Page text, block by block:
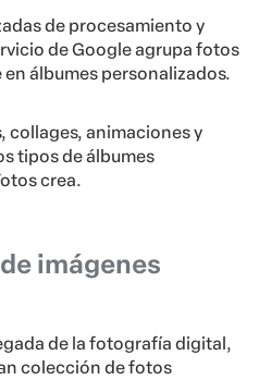
de procesamiento y
de Google agrupa fotos
álbumes personalizados.
collages, animaciones y
tipos de álbumes
crea.
imágenes
de la fotografía digital,
colección de fotos